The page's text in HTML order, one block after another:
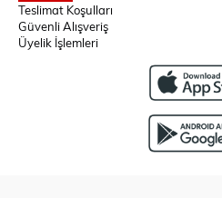
Teslimat Koşulları
Güvenli Alışveriş
Üyelik İşlemleri